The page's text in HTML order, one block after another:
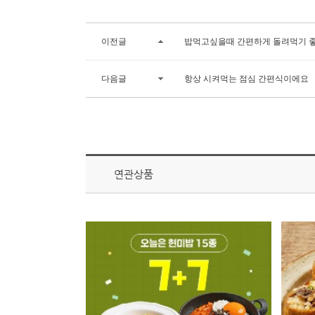
이전글 밥먹고싶을때 간편하게 돌려먹기
다음글 항상 시켜먹는 점심 간편식이에요
연관상품